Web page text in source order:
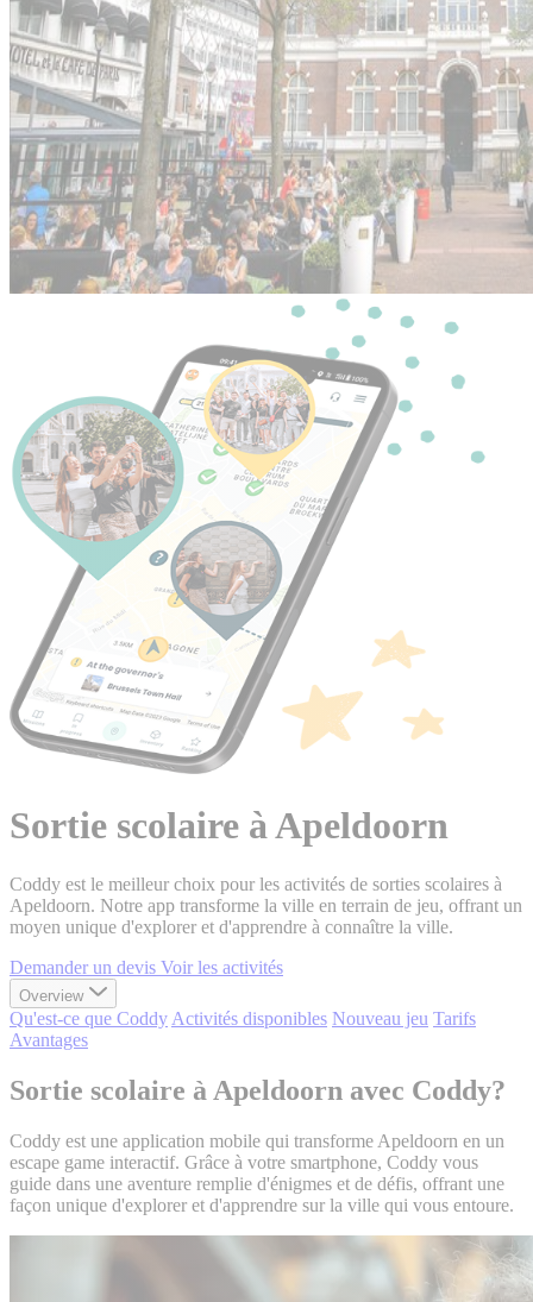
Sortie scolaire à Apeldoorn
Coddy est le meilleur choix pour les activités de sorties scolaires à
Apeldoorn. Notre app transforme la ville en terrain de jeu, offrant un
moyen unique d'explorer et d'apprendre à connaître la ville.
Demander un devis Voir les activités
Overview
Qu'est-ce que Coddy Activités disponibles Nouveau jeu Tarifs
Avantages
Sortie scolaire à Apeldoorn avec Coddy?
Coddy est une application mobile qui transforme Apeldoorn en un
escape game interactif. Grâce à votre smartphone, Coddy vous
guide dans une aventure remplie d'énigmes et de défis, offrant une
façon unique d'explorer et d'apprendre sur la ville qui vous entoure.